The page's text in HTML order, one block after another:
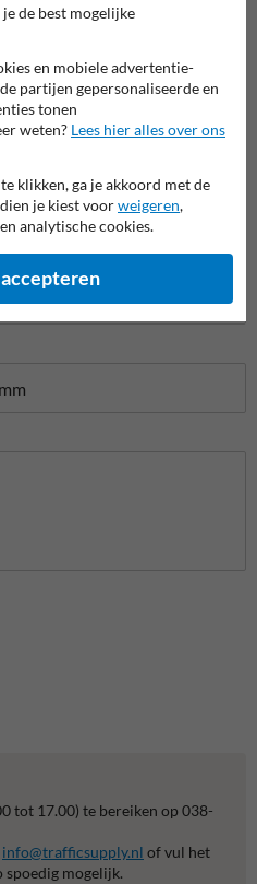
tot 17.00) te bereiken op 038-
info@trafficsupply.nl of vul het
mogelijk.
de best mogelijke
en mobiele advertentie-
partijen gepersonaliseerde en
tonen
weten? Lees hier alles over ons
klikken, ga je akkoord met de
je kiest voorweigeren,
analytische cookies.